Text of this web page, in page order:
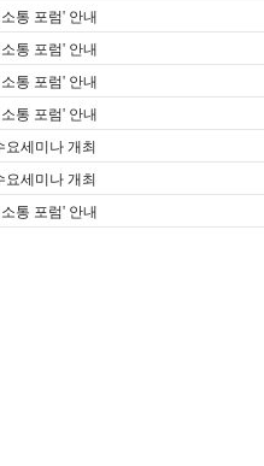
통 포럼' 안내
통 포럼' 안내
통 포럼' 안내
통 포럼' 안내
요세미나 개최
요세미나 개최
통 포럼' 안내